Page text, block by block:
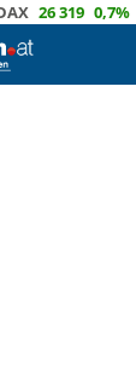
26 319 0,7% Dow